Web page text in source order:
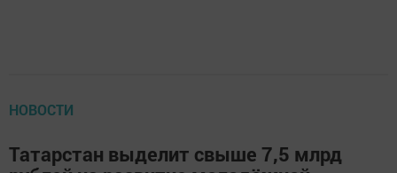
НОВОСТИ
Татарстан выделит свыше 7,5 млрд